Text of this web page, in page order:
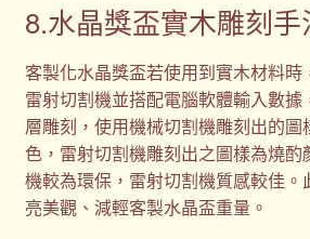
8.水晶獎盃實木雕刻手
客製化水晶獎盃若使用到實木材料時
雷射切割機並搭配電腦軟體輸入數據
層雕刻，使用機械切割機雕刻出的圖
色，雷射切割機雕刻出之圖樣為燒酌
機較為環保，雷射切割機質感較佳。
亮美觀、減輕客製水晶盃重量。